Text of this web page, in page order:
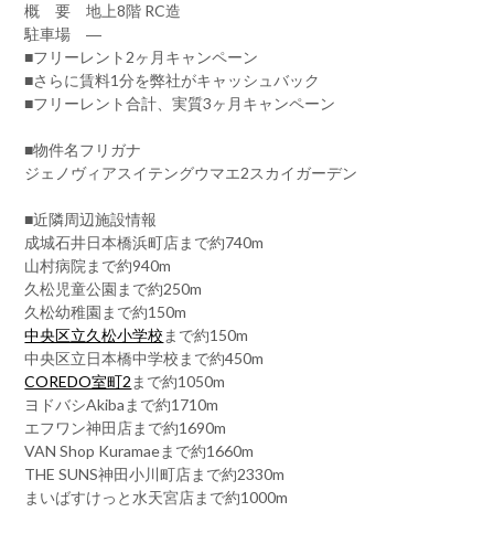
概 要 地上8階 RC造
駐車場 ―
■フリーレント2ヶ月キャンペーン
■さらに賃料1分を弊社がキャッシュバック
■フリーレント合計、実質3ヶ月キャンペーン
■物件名フリガナ
ジェノヴィアスイテングウマエ2スカイガーデン
■近隣周辺施設情報
成城石井日本橋浜町店まで約740m
山村病院まで約940m
久松児童公園まで約250m
久松幼稚園まで約150m
中央区立久松小学校 まで約150m
中央区立日本橋中学校まで約450m
COREDO室町2 まで約1050m
ヨドバシAkibaまで約1710m
エフワン神田店まで約1690m
VAN Shop Kuramaeまで約1660m
THE SUNS神田小川町店まで約2330m
まいばすけっと水天宮店まで約1000m